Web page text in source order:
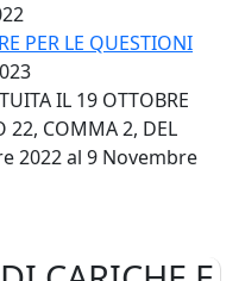
PER LE QUESTIONI
IL 19 OTTOBRE
22, COMMA 2, DEL
2022 al 9 Novembre